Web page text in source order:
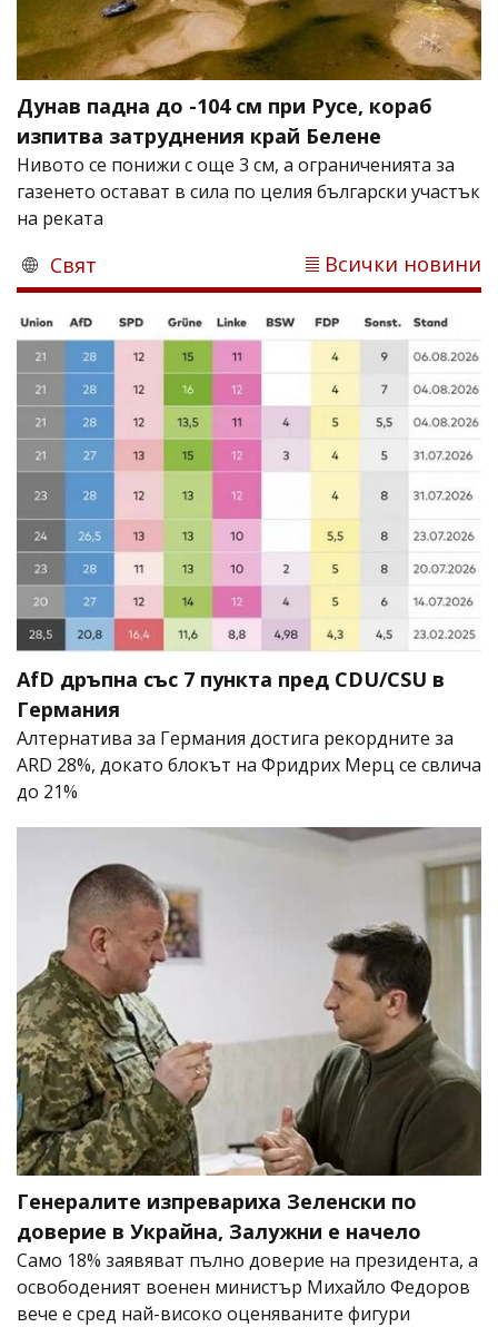
Дунав падна до -104 см при Русе, кораб
изпитва затруднения край Белене
Нивото се понижи с още 3 см, а ограниченията за
газенето остават в сила по целия български участък
на реката
Свят Всички новини
AfD дръпна със 7 пункта пред CDU/CSU в
Германия
Алтернатива за Германия достига рекордните за
ARD 28%, докато блокът на Фридрих Мерц се свлича
до 21%
Генералите изпревариха Зеленски по
доверие в Украйна, Залужни е начело
Само 18% заявяват пълно доверие на президента, а
освободеният военен министър Михайло Федоров
вече е сред най-високо оценяваните фигури